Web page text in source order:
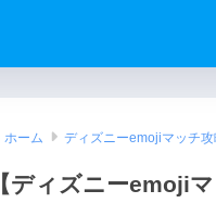
ホーム ディズニーemojiマッチ攻
【ディズニーemoji